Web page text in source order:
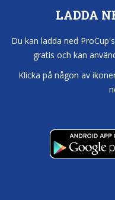
LADDA
Du kan ladda ned
gratis och kan
Klicka på någon av